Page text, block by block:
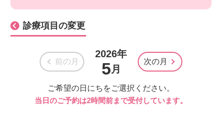
診療項目の変更
前の月
2026年
5 月
次の月
ご希望の日にちをご選択ください。
当日のご予約は2時間前まで受付しています。